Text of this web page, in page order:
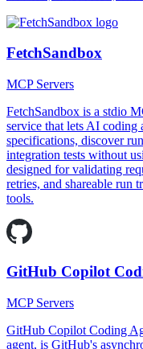
FetchSandbox
MCP Servers
FetchSandbox is a stdio
service that lets AI
specifications, discover
integration tests without
designed for validating
retries, and shareable run
tools.
GitHub Copilot
MCP Servers
GitHub Copilot Coding
agent, is GitHub's